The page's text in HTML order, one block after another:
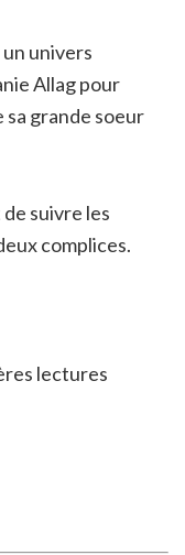
univers
Allag pour
grande soeur
suivre les
complices.
lectures